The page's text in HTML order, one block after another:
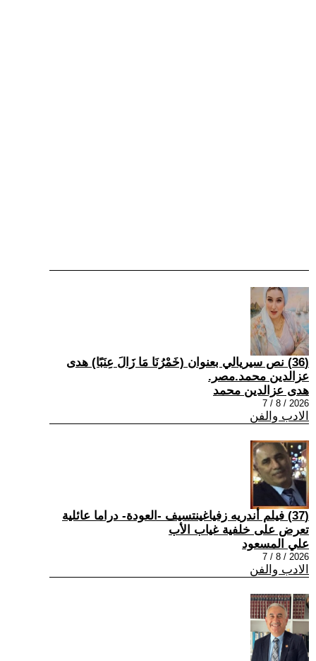
(36) نص سيريالي بعنوان (خَمْرُنَا مَا زَالَ عِنَبًا) هدى
عزالدين محمد.مصر.
هدى عزالدين محمد
2026 / 8 / 7
الادب والفن
(37) فيلم أندريه زفياغينتسيف -العودة- دراما عائلية
تعرض على خلفية غياب الأب
علي المسعود
2026 / 8 / 7
الادب والفن